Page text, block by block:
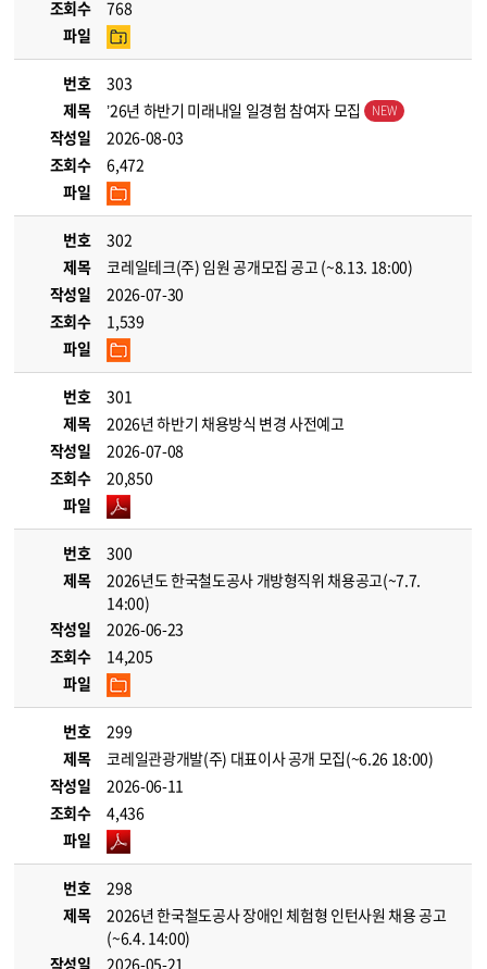
조회수
768
파일
번호
303
제목
’26년 하반기 미래내일 일경험 참여자 모집
작성일
2026-08-03
조회수
6,472
파일
번호
302
제목
코레일테크(주) 임원 공개모집 공고 (~8.13. 18:00)
작성일
2026-07-30
조회수
1,539
파일
번호
301
제목
2026년 하반기 채용방식 변경 사전예고
작성일
2026-07-08
조회수
20,850
파일
번호
300
제목
2026년도 한국철도공사 개방형직위 채용공고(~7.7.
14:00)
작성일
2026-06-23
조회수
14,205
파일
번호
299
제목
코레일관광개발(주) 대표이사 공개 모집(~6.26 18:00)
작성일
2026-06-11
조회수
4,436
파일
번호
298
제목
2026년 한국철도공사 장애인 체험형 인턴사원 채용 공고
(~6.4. 14:00)
작성일
2026-05-21